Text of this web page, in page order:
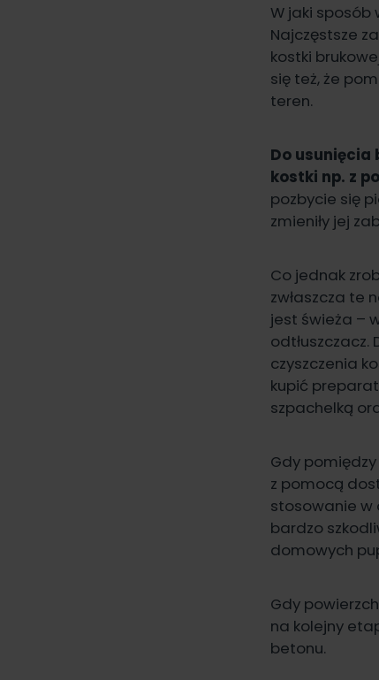
W jaki
Najczęstsze
kostki
się też, że
teren.
Do usunięcia
kostki np. z
pozbycie się
zmieniły jej
Co jednak
zwłaszcza te
jest świeża –
czyszczenia
kupić
szpachelką
Gdy
z pomocą
stosowanie w
bardzo
domowych
Gdy
na kolejny
betonu.